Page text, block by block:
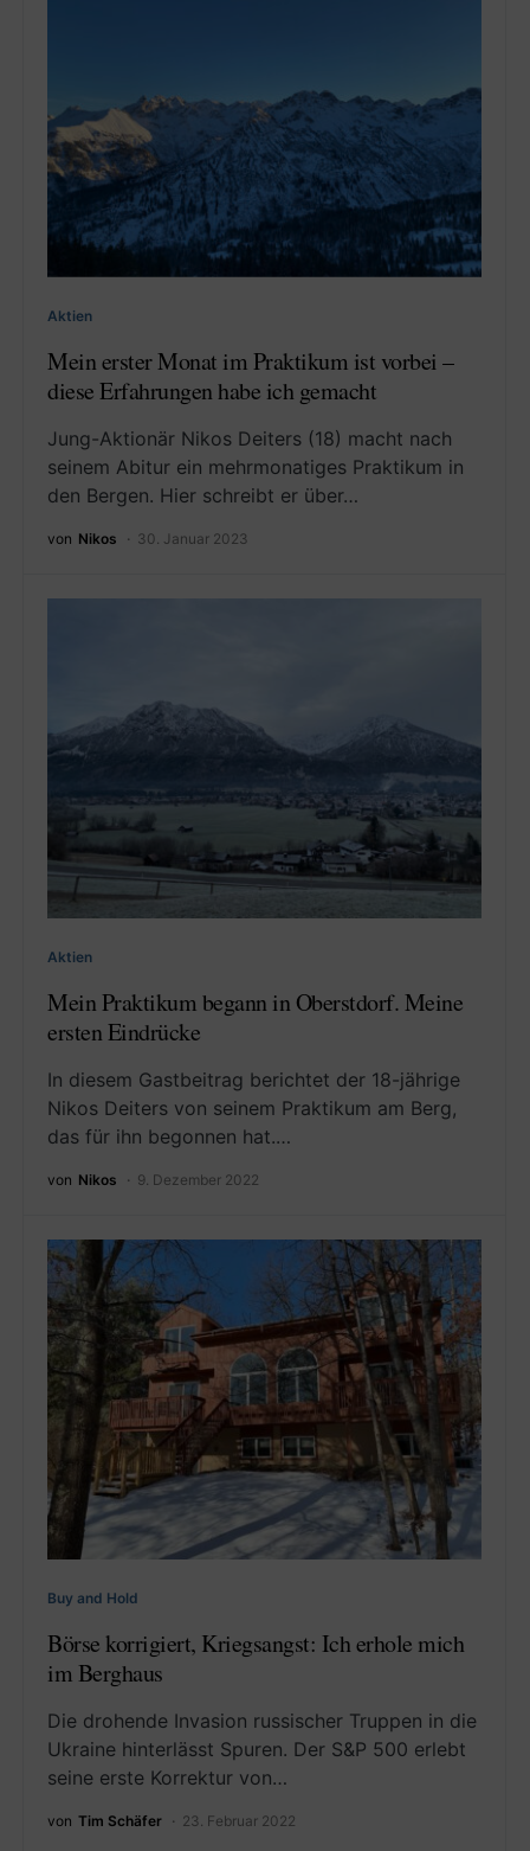
Aktien
Mein erster Monat im Praktikum ist vorbei –
diese Erfahrungen habe ich gemacht
Jung-Aktionär Nikos Deiters (18) macht nach
seinem Abitur ein mehrmonatiges Praktikum in
den Bergen. Hier schreibt er über…
von Nikos 30. Januar 2023
Aktien
Mein Praktikum begann in Oberstdorf. Meine
ersten Eindrücke
In diesem Gastbeitrag berichtet der 18-jährige
Nikos Deiters von seinem Praktikum am Berg,
das für ihn begonnen hat.…
von Nikos 9. Dezember 2022
Buy and Hold
Börse korrigiert, Kriegsangst: Ich erhole mich
im Berghaus
Die drohende Invasion russischer Truppen in die
Ukraine hinterlässt Spuren. Der S&P 500 erlebt
seine erste Korrektur von…
von Tim Schäfer 23. Februar 2022